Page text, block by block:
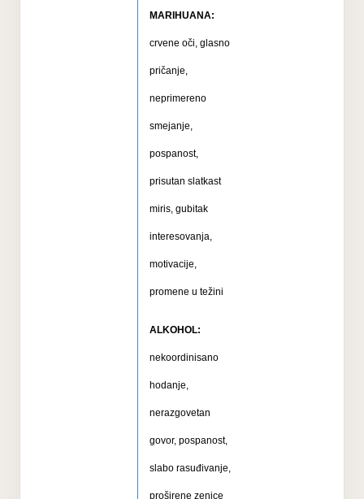
MARIHUANA:
crvene oči, glasno
pričanje,
neprimereno
smejanje,
pospanost,
prisutan slatkast
miris, gubitak
interesovanja,
motivacije,
promene u težini
ALKOHOL:
nekoordinisano
hodanje,
nerazgovetan
govor, pospanost,
slabo rasuđivanje,
proširene zenice